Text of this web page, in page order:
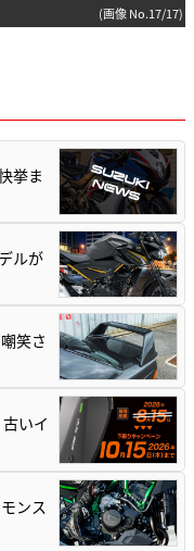
(画像 No.17/17)
挙ま
ルが
笑さ
いイ
ンス